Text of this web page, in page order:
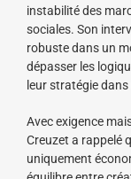
instabilité des
sociales. Son
robuste dans un
dépasser les
leur stratégie
Avec exigence
Creuzet a rappelé
uniquement